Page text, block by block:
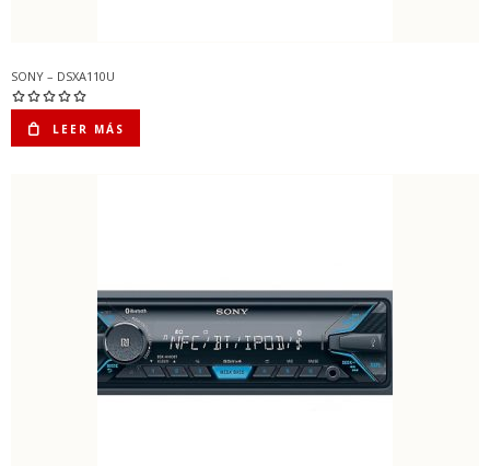
SONY – DSXA110U
LEER MÁS